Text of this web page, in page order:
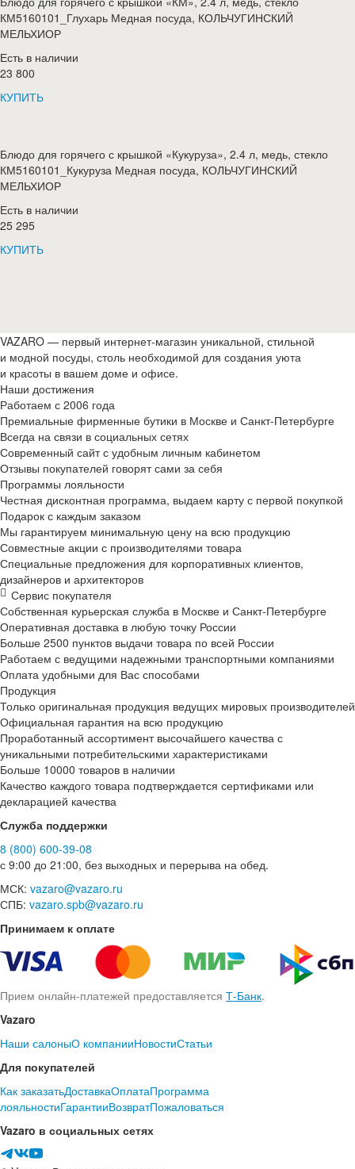
КМ5160101_Глухарь Медная посуда, КОЛЬЧУГИНСКИЙ
МЕЛЬХИОР
Есть в наличии
23 800
КУПИТЬ
Блюдо для горячего с крышкой «Кукуруза», 2.4 л, медь, стекло
КМ5160101_Кукуруза Медная посуда, КОЛЬЧУГИНСКИЙ
МЕЛЬХИОР
Есть в наличии
25 295
КУПИТЬ
VAZARO — первый интернет-магазин уникальной, стильной
и модной посуды, столь необходимой для создания уюта
и красоты в вашем доме и офисе.
Наши достижения
Работаем с 2006 года
Премиальные фирменные бутики в Москве и Санкт-Петербурге
Всегда на связи в социальных сетях
Современный сайт с удобным личным кабинетом
Отзывы покупателей говорят сами за себя
Программы лояльности
Честная дисконтная программа, выдаем карту с первой покупкой
Подарок с каждым заказом
Мы гарантируем минимальную цену на всю продукцию
Совместные акции с производителями товара
Специальные предложения для корпоративных клиентов,
дизайнеров и архитекторов
Сервис покупателя
Собственная курьерская служба в Москве и Санкт-Петербурге
Оперативная доставка в любую точку России
Больше 2500 пунктов выдачи товара по всей России
Работаем с ведущими надежными транспортными компаниями
Оплата удобными для Вас способами
Продукция
Только оригинальная продукция ведущих мировых производителей
Официальная гарантия на всю продукцию
Проработанный ассортимент высочайшего качества с
уникальными потребительскими характеристиками
Больше 10000 товаров в наличии
Качество каждого товара подтверждается сертификами или
декларацией качества
Служба поддержки
8 (800) 600-39-08
с 9:00 до 21:00, без выходных и перерыва на обед.
МСК: vazaro@vazaro.ru
СПБ: vazaro.spb@vazaro.ru
Принимаем к оплате
Прием онлайн-платежей предоставляется Т-Банк.
Vazaro
Наши салоныО компанииНовостиСтатьи
Для покупателей
Как заказатьДоставкаОплатаПрограмма
лояльностиГарантииВозвратПожаловаться
Vazaro в социальных сетях